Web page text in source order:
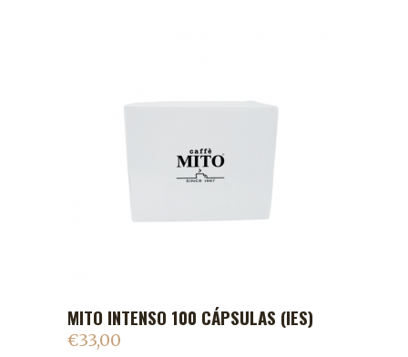
ADICIONAR AO CARRINHO
MITO INTENSO 100 CÁPSULAS (IES)
€33,00